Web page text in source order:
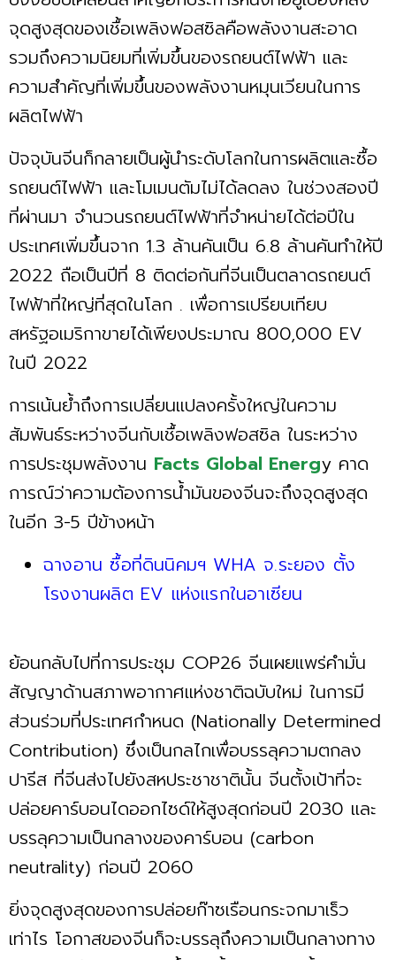
จุดสูงสุดของเชื้อเพลิงฟอสซิลคือพลังงานสะอาด
รวมถึงความนิยมที่เพิ่มขึ้นของรถยนต์ไฟฟ้า และ
ความสำคัญที่เพิ่มขึ้นของพลังงานหมุนเวียนในการ
ผลิตไฟฟ้า
ปัจจุบันจีนก็กลายเป็นผู้นำระดับโลกในการผลิตและซื้อ
รถยนต์ไฟฟ้า และโมเมนตัมไม่ได้ลดลง ในช่วงสองปี
ที่ผ่านมา จำนวนรถยนต์ไฟฟ้าที่จำหน่ายได้ต่อปีใน
ประเทศเพิ่มขึ้นจาก 1.3 ล้านคันเป็น 6.8 ล้านคันทำให้ปี
2022 ถือเป็นปีที่ 8 ติดต่อกันที่จีนเป็นตลาดรถยนต์
ไฟฟ้าที่ใหญ่ที่สุดในโลก . เพื่อการเปรียบเทียบ
สหรัฐอเมริกาขายได้เพียงประมาณ 800,000 EV
ในปี 2022
การเน้นย้ำถึงการเปลี่ยนแปลงครั้งใหญ่ในความ
สัมพันธ์ระหว่างจีนกับเชื้อเพลิงฟอสซิล ในระหว่าง
การประชุมพลังงาน Facts Global Energy คาด
การณ์ว่าความต้องการน้ำมันของจีนจะถึงจุดสูงสุด
ในอีก 3-5 ปีข้างหน้า
ฉางอาน ซื้อที่ดินนิคมฯ WHA จ.ระยอง ตั้ง
โรงงานผลิต EV แห่งแรกในอาเซียน
ย้อนกลับไปที่การประชุม COP26 จีนเผยแพร่คำมั่น
สัญญาด้านสภาพอากาศแห่งชาติฉบับใหม่ ในการมี
ส่วนร่วมที่ประเทศกำหนด (Nationally Determined
Contribution) ซึ่งเป็นกลไกเพื่อบรรลุความตกลง
ปารีส ที่จีนส่งไปยังสหประชาชาตินั้น จีนตั้งเป้าที่จะ
ปล่อยคาร์บอนไดออกไซด์ให้สูงสุดก่อนปี 2030 และ
บรรลุความเป็นกลางของคาร์บอน (carbon
neutrality) ก่อนปี 2060
ยิ่งจุดสูงสุดของการปล่อยก๊าซเรือนกระจกมาเร็ว
เท่าไร โอกาสของจีนก็จะบรรลุถึงความเป็นกลางทาง